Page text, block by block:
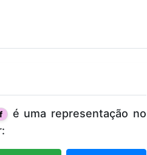
é uma representação no